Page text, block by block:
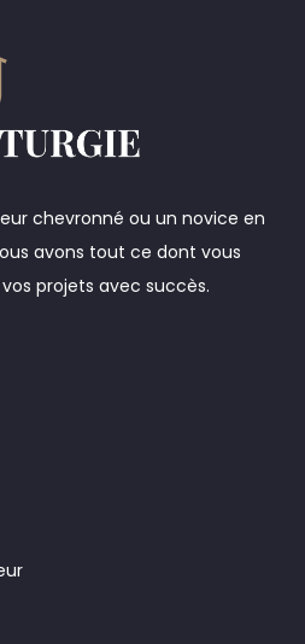
chevronné ou un novice en
avons tout ce dont vous
projets avec succès.